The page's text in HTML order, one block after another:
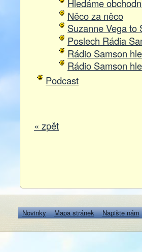
Hledáme
Něco za něco
Suzanne Vega to
Poslech Rádia
Rádio Samson
Rádio Samson
Podcast
« zpět
Novinky Mapa stránek Napište nám